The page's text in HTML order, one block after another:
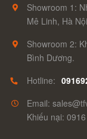
Showroom 1:
Mê Linh, Hà Nội
Showroom 2:
Bình Dương.
Hotline:
Email:
Khiếu nại: